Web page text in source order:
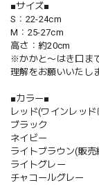
■サイズ■
S：22-24cm
M：25-27cm
高さ：約20cm
※かかと〜はき口ま
理解をお願いいたし
■カラー■
レッド(ワインレッ
ブラック
ネイビー
ライトブラウン(販売
ライトグレー
チャコールグレー